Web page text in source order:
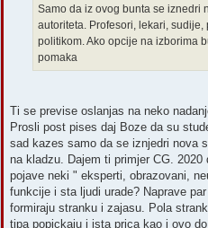
Samo da iz ovog bunta se iznedri
autoriteta. Profesori, lekari,
politikom. Ako opcije na izborima
pomaka
Ti se previse oslanjas na neko
Prosli post pises daj Boze da su
sad kazes samo da se iznjedri nova
na kladzu. Dajem ti primjer CG.
pojave neki " eksperti, obrazovani,
funkcije i sta ljudi urade? Naprave
formiraju stranku i zajasu. Pola
tipa popickaju i ista prica kao i ovo